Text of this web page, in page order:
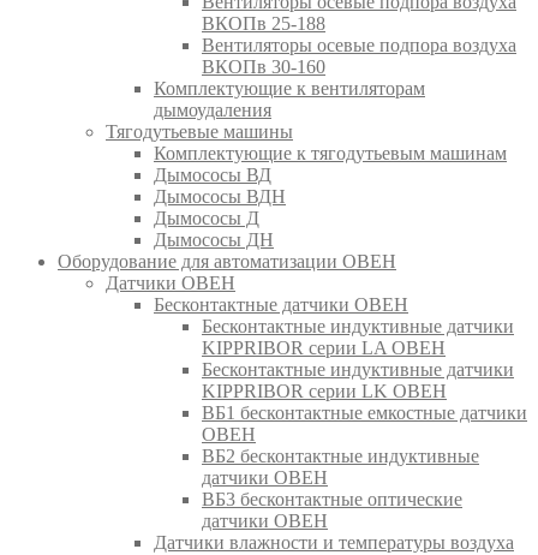
ВКОПв 25-188
Вентиляторы осевые подпора воздуха
ВКОПв 30-160
Комплектующие к вентиляторам
дымоудаления
Тягодутьевые машины
Комплектующие к тягодутьевым машинам
Дымососы ВД
Дымососы ВДН
Дымососы Д
Дымососы ДН
Оборудование для автоматизации ОВЕН
Датчики ОВЕН
Бесконтактные датчики ОВЕН
Бесконтактные индуктивные датчики
KIPPRIBOR серии LA ОВЕН
Бесконтактные индуктивные датчики
KIPPRIBOR серии LK ОВЕН
ВБ1 бесконтактные емкостные датчики
ОВЕН
ВБ2 бесконтактные индуктивные
датчики ОВЕН
ВБ3 бесконтактные оптические
датчики ОВЕН
Датчики влажности и температуры воздуха